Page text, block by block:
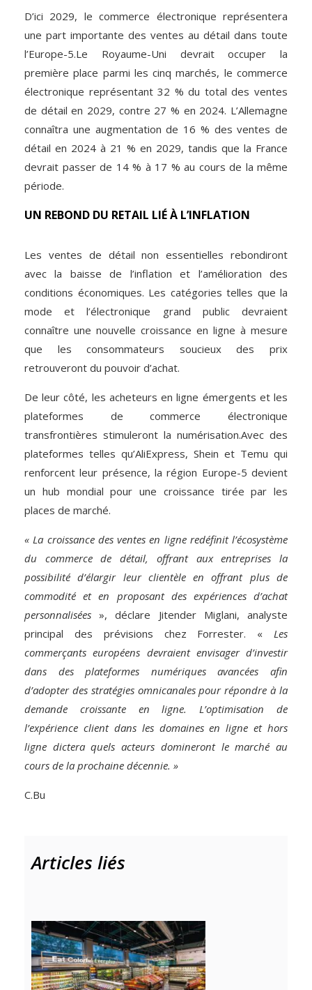
D’ici 2029, le commerce électronique représentera
une part importante des ventes au détail dans toute
l’Europe-5.Le Royaume-Uni devrait occuper la
première place parmi les cinq marchés, le commerce
électronique représentant 32 % du total des ventes
de détail en 2029, contre 27 % en 2024. L’Allemagne
connaîtra une augmentation de 16 % des ventes de
détail en 2024 à 21 % en 2029, tandis que la France
devrait passer de 14 % à 17 % au cours de la même
période.
UN REBOND DU RETAIL LIÉ À L’INFLATION
Les ventes de détail non essentielles rebondiront
avec la baisse de l’inflation et l’amélioration des
conditions économiques. Les catégories telles que la
mode et l’électronique grand public devraient
connaître une nouvelle croissance en ligne à mesure
que les consommateurs soucieux des prix
retrouveront du pouvoir d’achat.
De leur côté, les acheteurs en ligne émergents et les
plateformes de commerce électronique
transfrontières stimuleront la numérisation.Avec des
plateformes telles qu’AliExpress, Shein et Temu qui
renforcent leur présence, la région Europe-5 devient
un hub mondial pour une croissance tirée par les
places de marché.
« La croissance des ventes en ligne redéfinit l’écosystème
du commerce de détail, offrant aux entreprises la
possibilité d’élargir leur clientèle en offrant plus de
commodité et en proposant des expériences d’achat
personnalisées », déclare Jitender Miglani, analyste
principal des prévisions chez Forrester. « Les
commerçants européens devraient envisager d’investir
dans des plateformes numériques avancées afin
d’adopter des stratégies omnicanales pour répondre à la
demande croissante en ligne. L’optimisation de
l’expérience client dans les domaines en ligne et hors
ligne dictera quels acteurs domineront le marché au
cours de la prochaine décennie. »
C.Bu
Articles liés